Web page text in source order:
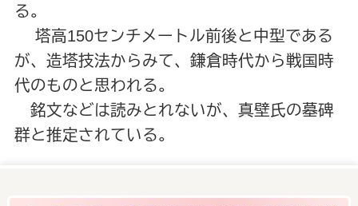
る。
塔高150センチメートル前後と中型である
が、造塔技法からみて、鎌倉時代から戦国時
代のものと思われる。
銘文などは読みとれないが、真壁氏の墓碑
群と推定されている。